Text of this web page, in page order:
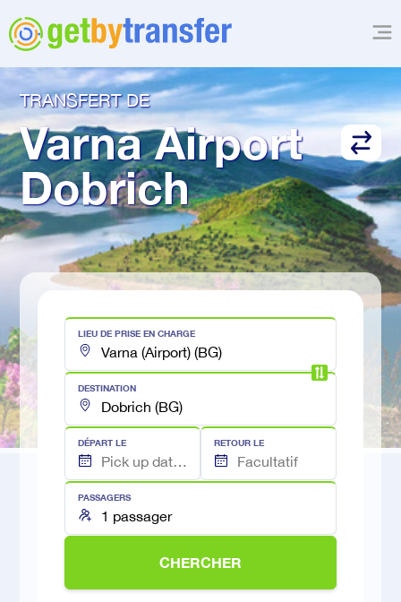
TRANSFERT DE
Varna Airport
Dobrich
LIEU DE PRISE EN CHARGE
DESTINATION
DÉPART LE RETOUR LE
PASSAGERS
CHERCHER